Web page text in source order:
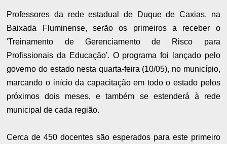
Professores da rede estadual de Duque de Caxias, na
Baixada Fluminense, serão os primeiros a receber o
'Treinamento de Gerenciamento de Risco para
Profissionais da Educação'. O programa foi lançado pelo
governo do estado nesta quarta-feira (10/05), no município,
marcando o início da capacitação em todo o estado pelos
próximos dois meses, e também se estenderá à rede
municipal de cada região.
Cerca de 450 docentes são esperados para este primeiro